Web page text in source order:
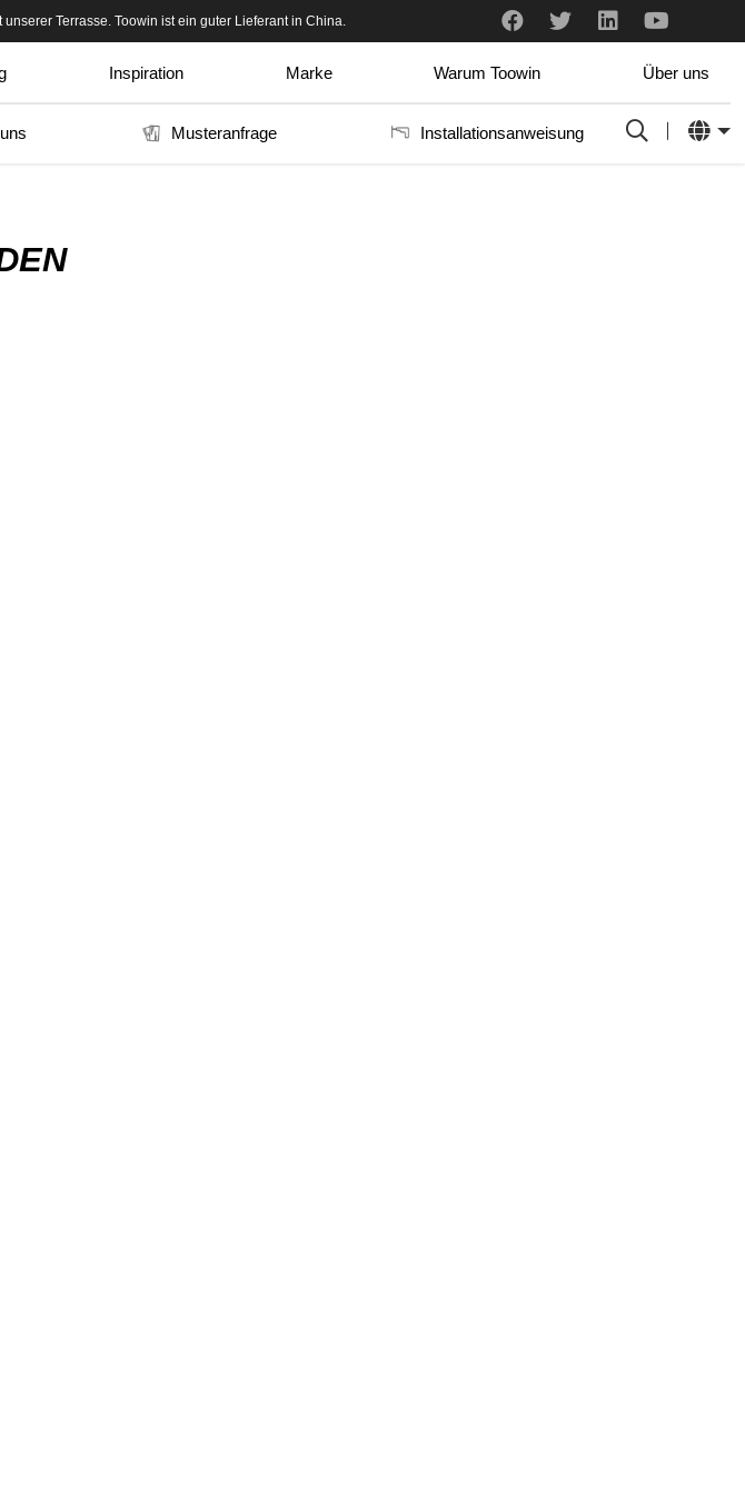
in China empfohlen. sehr ehrlich und professionell.
Terrasse. Toowin ist ein guter Lieferant in China.
Inspiration Marke Warum Toowin Über uns
Musteranfrage Installationsanweisung